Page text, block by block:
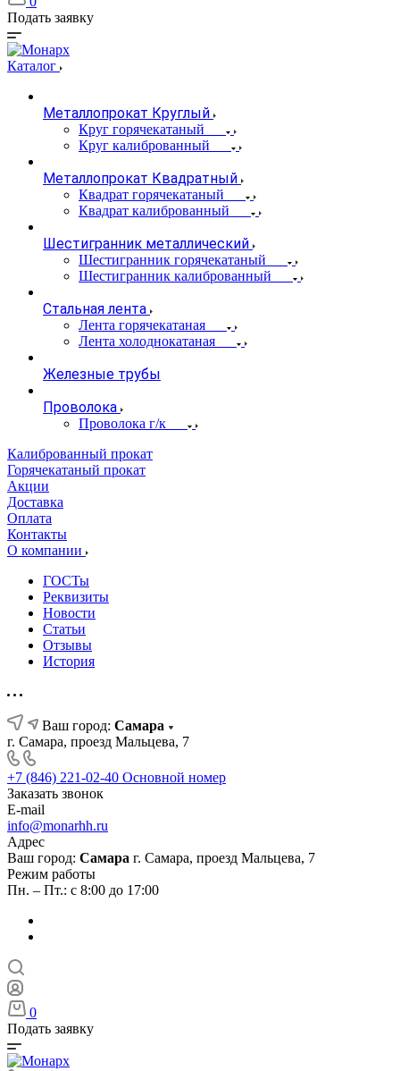
Подать заявку
Каталог
Металлопрокат Круглый
Круг горячекатаный
Круг калиброванный
Металлопрокат Квадратный
Квадрат горячекатаный
Квадрат калиброванный
Шестигранник металлический
Шестигранник горячекатаный
Шестигранник калиброванный
Стальная лента
Лента горячекатаная
Лента холоднокатаная
Железные трубы
Проволока
Проволока г/к
Калиброванный прокат
Горячекатаный прокат
Акции
Доставка
Оплата
Контакты
О компании
ГОСТы
Реквизиты
Новости
Статьи
Отзывы
История
Ваш город: Самара
г. Самара, проезд Мальцева, 7
+7 (846) 221-02-40 Основной номер
Заказать звонок
E-mail
info@monarhh.ru
Адрес
Ваш город: Самара г. Самара, проезд Мальцева, 7
Режим работы
Пн. – Пт.: с 8:00 до 17:00
0
Подать заявку